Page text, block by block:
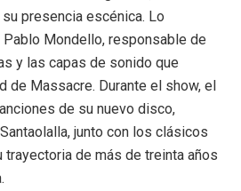
presencia escénica. Lo
Mondello, responsable de
y las capas de sonido que
de Massacre. Durante el show, el
de su nuevo disco,
junto con los clásicos
trayectoria de más de treinta años